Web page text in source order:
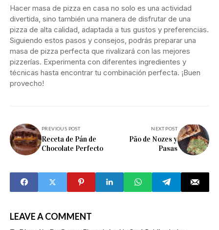
Hacer masa de pizza en casa no solo es una actividad
divertida, sino también una manera de disfrutar de una
pizza de alta calidad, adaptada a tus gustos y preferencias.
Siguiendo estos pasos y consejos, podrás preparar una
masa de pizza perfecta que rivalizará con las mejores
pizzerías. Experimenta con diferentes ingredientes y
técnicas hasta encontrar tu combinación perfecta. ¡Buen
provecho!
PREVIOUS POST
Receta de Pán de
Chocolate Perfecto
NEXT POST
Pão de Nozes y
Pasas
LEAVE A COMMENT